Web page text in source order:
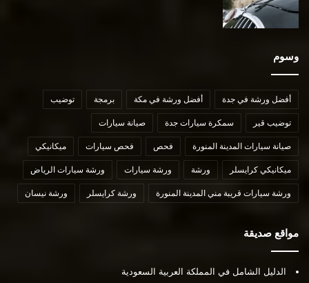
وسوم
أفضل ورشة في جدة أفضل ورشة في مكة برمجة توضيب
توضيب قير سمكرة سيارات جدة صيانة سيارات
صيانة سيارات المدينة المنورة فحص فحص سيارات ميكانيكي
ميكانيكي كرايسلر ورشة ورشة سيارات ورشة سيارات الرياض
ورشة سيارات قريبة مني المدينة المنورة ورشة كرايسلر ورشة نيسان
مواقع صديقة
الدليل الشامل في المملكة العربية السعودية